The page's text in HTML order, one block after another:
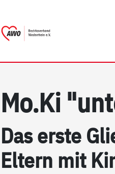
Mo.Ki
Das ers­te
El­tern mit